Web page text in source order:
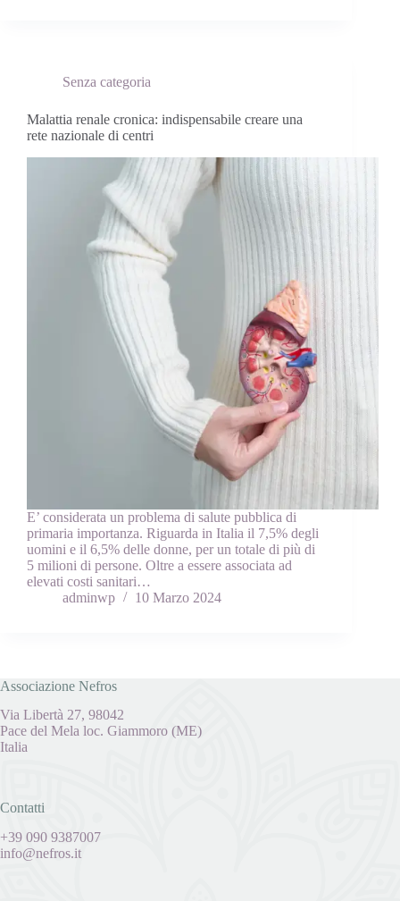
Senza categoria
Malattia renale cronica: indispensabile creare una
rete nazionale di centri
E’ considerata un problema di salute pubblica di
primaria importanza. Riguarda in Italia il 7,5% degli
uomini e il 6,5% delle donne, per un totale di più di
5 milioni di persone. Oltre a essere associata ad
elevati costi sanitari…
adminwp
10 Marzo 2024
Associazione Nefros
Via Libertà 27, 98042
Pace del Mela loc. Giammoro (ME)
Italia
Contatti
+39 090 9387007
info@nefros.it